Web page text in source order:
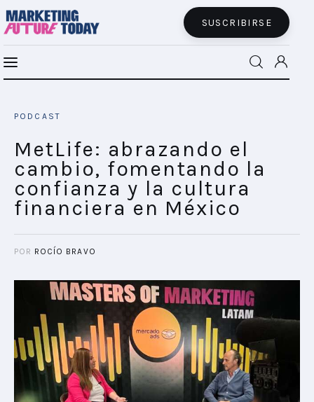
SUSCRIBIRSE
financiera en México
SHARE POST
INSIGHTS
FUTURE BRAND LAB
CONECTADES
PODCAST
PLAYBOOKS
NOVEDADES DE LOS MIEMBROS
PODCAST
MetLife: abrazando el
cambio, fomentando la
confianza y la cultura
financiera en México
POR ROCÍO BRAVO